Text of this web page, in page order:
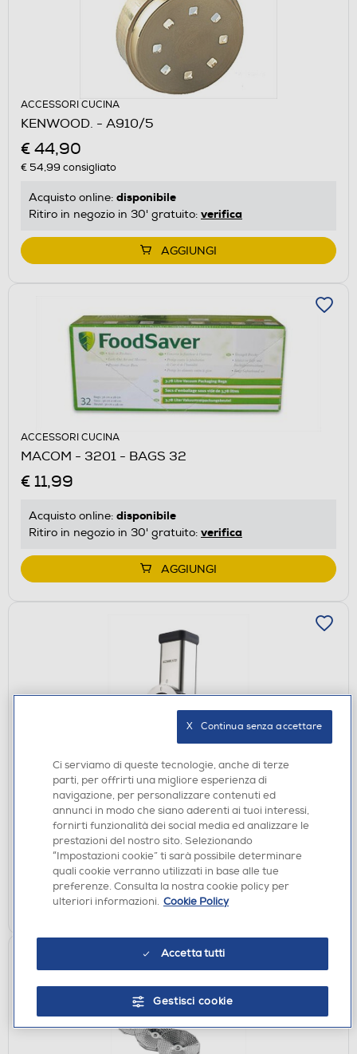
ACCESSORI CUCINA
KENWOOD. - A910/5
€ 44,90
€ 54,99 consigliato
Acquisto online: disponibile
Ritiro in negozio in 30' gratuito: verifica
AGGIUNGI
ACCESSORI CUCINA
MACOM - 3201 - BAGS 32
€ 11,99
Acquisto online: disponibile
Ritiro in negozio in 30' gratuito: verifica
AGGIUNGI
KENWOOD. - KAX643ME-SILVER
€ 159,00
Acquisto online:disponibile
Ritiro in negozio in 30' gratuito:verifica
AGGIUNGI
Ci serviamo di queste tecnologie, anche di terze
parti, per offrirti una migliore esperienza di
navigazione, per personalizzare contenuti ed
annunci in modo che siano aderenti ai tuoi interessi,
fornirti funzionalità dei social media ed analizzare le
prestazioni del nostro sito. Selezionando
“Impostazioni cookie” ti sarà possibile determinare
quali cookie verranno utilizzati in base alle tue
preferenze. Consulta la nostra cookie policy per
ulteriori informazioni. Cookie Policy
Accetta tutti
Gestisci cookie
X   Continua senza accettare